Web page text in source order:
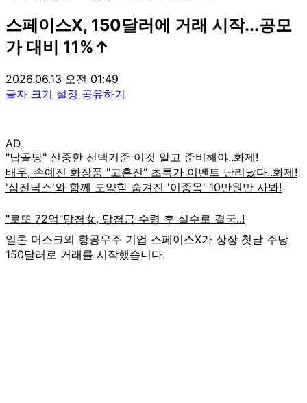
스페이스X, 150달러에 거래 시작...공모
가 대비 11%↑
2026.06.13 오전 01:49
글자 크기 설정 공유하기
AD
일론 머스크의 항공우주 기업 스페이스X가 상장 첫날 주당
150달러로 거래를 시작했습니다.